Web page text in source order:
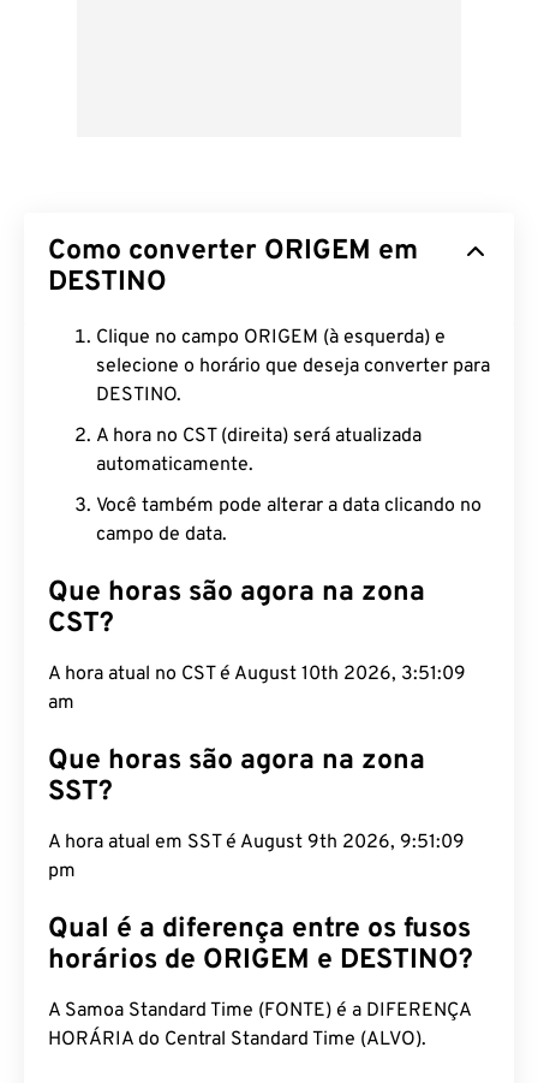
Como converter ORIGEM em
DESTINO
Clique no campo ORIGEM (à esquerda) e
selecione o horário que deseja converter para
DESTINO.
A hora no CST (direita) será atualizada
automaticamente.
Você também pode alterar a data clicando no
campo de data.
Que horas são agora na zona
CST?
A hora atual no CST é August 10th 2026, 3:51:10
am
Que horas são agora na zona
SST?
A hora atual em SST é August 9th 2026, 9:51:10
pm
Qual é a diferença entre os fusos
horários de ORIGEM e DESTINO?
A Samoa Standard Time (FONTE) é a DIFERENÇA
HORÁRIA do Central Standard Time (ALVO).